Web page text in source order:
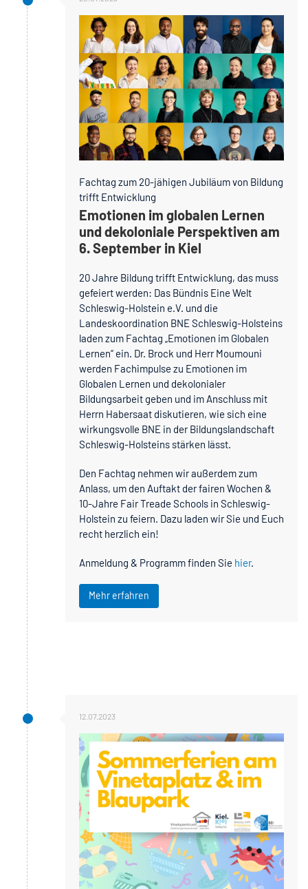
Fachtag zum 20-jähigen Jubiläum von Bildung
trifft Entwicklung
Emotionen im globalen Lernen
und dekoloniale Perspektiven am
6. September in Kiel
20 Jahre Bildung trifft Entwicklung, das muss
gefeiert werden: Das Bündnis Eine Welt
Schleswig-Holstein e.V. und die
Landeskoordination BNE Schleswig-Holsteins
laden zum Fachtag „Emotionen im Globalen
Lernen“ ein. Dr. Brock und Herr Moumouni
werden Fachimpulse zu Emotionen im
Globalen Lernen und dekolonialer
Bildungsarbeit geben und im Anschluss mit
Herrn Habersaat diskutieren, wie sich eine
wirkungsvolle BNE in der Bildungslandschaft
Schleswig-Holsteins stärken lässt.
Den Fachtag nehmen wir außerdem zum
Anlass, um den Auftakt der fairen Wochen &
10-Jahre Fair Treade Schools in Schleswig-
Holstein zu feiern. Dazu laden wir Sie und Euch
recht herzlich ein!
Anmeldung & Programm finden Sie hier.
Mehr erfahren
12.07.2023